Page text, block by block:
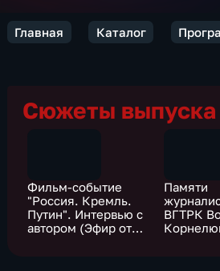
Главная Каталог
Сюжеты выпуска
Фильм-событие
"Россия. Кремль.
Путин". Интервью с
автором (Эфир от
Памяти
ВГТРК